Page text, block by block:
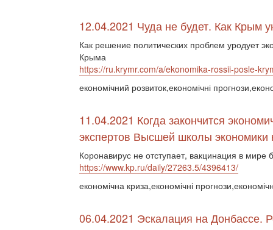
12.04.2021 Чуда не будет. Как Крым
Как решение политических проблем уродует
Крыма
https://ru.krymr.com/a/ekonomika-rossii-posle-
економічний розвиток,економічні
11.04.2021 Когда закончится
экспертов Высшей школы экономики
Коронавирус не отступает, вакцинация в
https://www.kp.ru/daily/27263.5/4396413/
економічна криза,економічні
06.04.2021 Эскалация на Донбассе.